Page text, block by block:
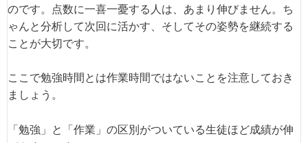
のです。点数に一喜一憂する人は、あまり伸びません。ち
ゃんと分析して次回に活かす、そしてその姿勢を継続する
ことが大切です。
ここで勉強時間とは作業時間ではないことを注意しておき
ましょう。
「勉強」と「作業」の区別がついている生徒ほど成績が伸